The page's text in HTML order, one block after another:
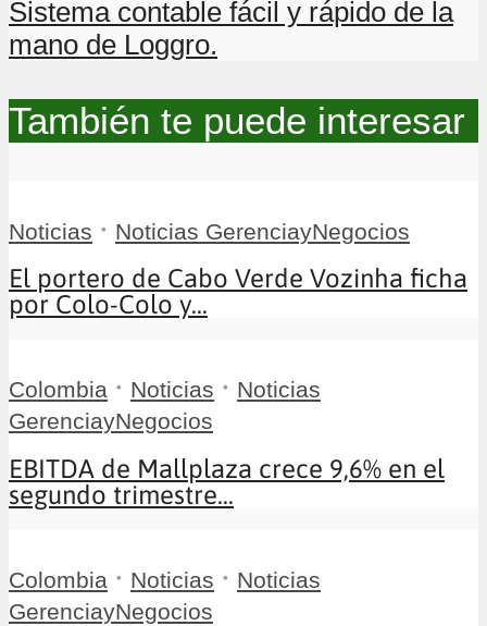
Sistema contable fácil y rápido de la
mano de Loggro.
También te puede interesar
Noticias • Noticias GerenciayNegocios
El portero de Cabo Verde Vozinha ficha
por Colo-Colo y...
Colombia • Noticias • Noticias
GerenciayNegocios
EBITDA de Mallplaza crece 9,6% en el
segundo trimestre...
Colombia • Noticias • Noticias
GerenciayNegocios